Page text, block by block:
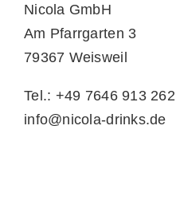
Nicola GmbH
Am Pfarrgarten 3
79367 Weisweil
Tel.: +49 7646 913 262
info@nicola-drinks.de